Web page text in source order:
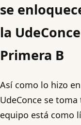
se
la
Primera B
Así como lo hizo
UdeConce se
equipo está como